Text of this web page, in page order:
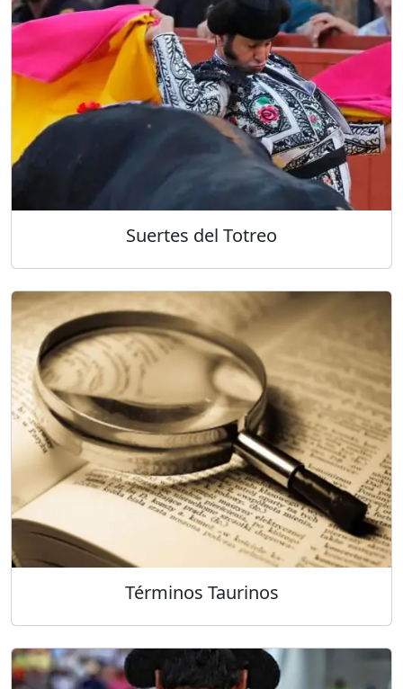
Suertes del Totreo
Términos Taurinos